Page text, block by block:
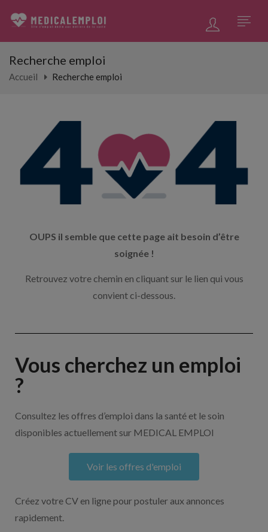
Recherche emploi
Accueil Recherche emploi
OUPS il semble que cette page ait besoin d’être
soignée !
Retrouvez votre chemin en cliquant sur le lien qui vous
convient ci-dessous.
Vous cherchez un emploi
?
Consultez les offres d’emploi dans la santé et le soin
disponibles actuellement sur MEDICAL EMPLOI
Voir les offres d'emploi
Créez votre CV en ligne pour postuler aux annonces
rapidement.